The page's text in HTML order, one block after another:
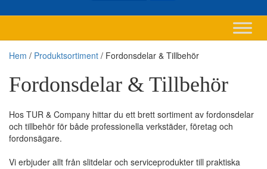
Hem / Produktsortiment / Fordonsdelar & Tillbehör
Fordonsdelar & Tillbehör
Hos TUR & Company hittar du ett brett sortiment av fordonsdelar
och tillbehör för både professionella verkstäder, företag och
fordonsägare.
Vi erbjuder allt från slitdelar och serviceprodukter till praktiska